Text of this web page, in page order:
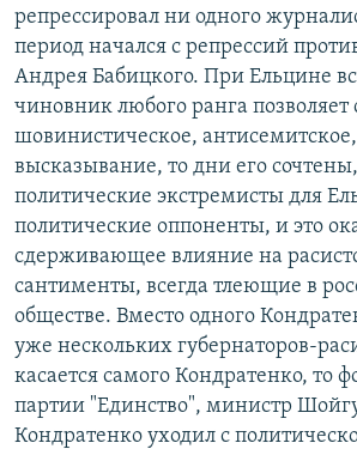
репрессировал ни одного
период начался с репрессий
Андрея Бабицкого. При Ельцине
чиновник любого ранга позволяет
шовинистическое,
высказывание, то дни его
политические экстремисты для
политические оппоненты, и это
сдерживающее влияние на
сантименты, всегда тлеющие в
обществе. Вместо одного
уже нескольких губернаторов-
касается самого Кондратенко, то
партии "Единство", министр
Кондратенко уходил с